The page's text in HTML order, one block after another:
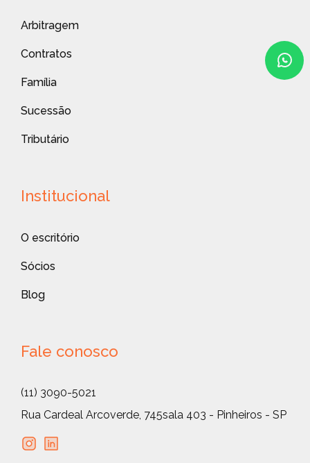
Arbitragem
Contratos
Família
Sucessão
Tributário
Institucional
O escritório
Sócios
Blog
Fale conosco
(11) 3090-5021
Rua Cardeal Arcoverde, 745sala 403 - Pinheiros - SP